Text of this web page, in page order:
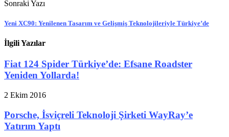
Sonraki Yazı
Yeni XC90: Yenilenen Tasarım ve Gelişmiş Teknolojileriyle Türkiye’de
İlgili Yazılar
Fiat 124 Spider Türkiye’de: Efsane Roadster
Yeniden Yollarda!
2 Ekim 2016
Porsche, İsviçreli Teknoloji Şirketi WayRay’e
Yatırım Yaptı